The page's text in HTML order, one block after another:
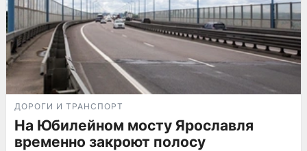
ДОРОГИ И ТРАНСПОРТ
На Юбилейном мосту Ярославля
временно закроют полосу